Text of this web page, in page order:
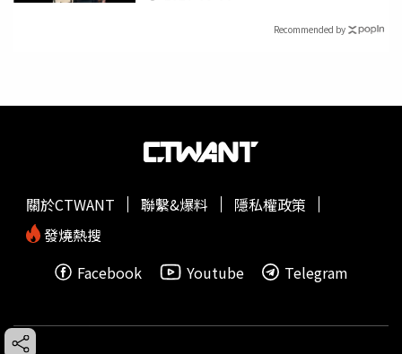
Recommended by
關於CTWANT 聯繫&爆料
隱私權政策
發燒熱搜
Facebook
Youtube Telegram